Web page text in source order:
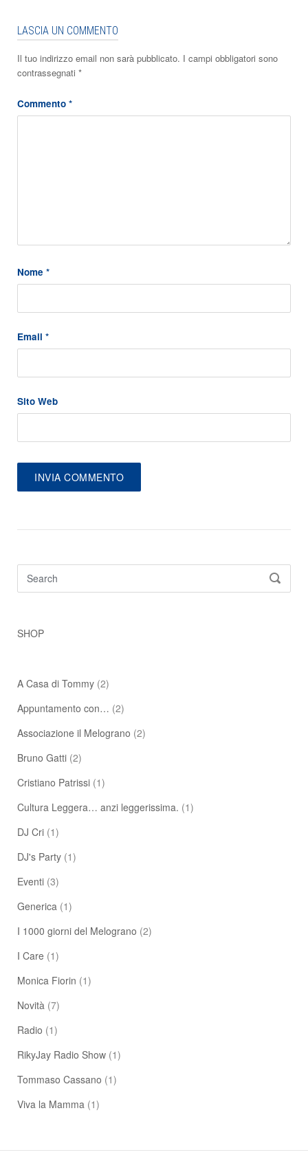
LASCIA UN COMMENTO
Il tuo indirizzo email non sarà pubblicato. I campi obbligatori sono
contrassegnati *
Commento *
Nome *
Email *
Sito Web
Search
SHOP
A Casa di Tommy (2)
Appuntamento con… (2)
Associazione il Melograno (2)
Bruno Gatti (2)
Cristiano Patrissi (1)
Cultura Leggera… anzi leggerissima. (1)
DJ Cri (1)
DJ's Party (1)
Eventi (3)
Generica (1)
I 1000 giorni del Melograno (2)
I Care (1)
Monica Fiorin (1)
Novità (7)
Radio (1)
RikyJay Radio Show (1)
Tommaso Cassano (1)
Viva la Mamma (1)